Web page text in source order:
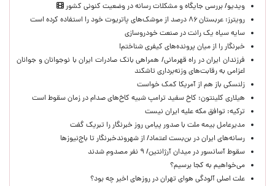
ویدیو/ بررسی جایگاه و مشکلات رسانه در وضعیت کنونی کشور
رویترز: عربستان ۸۶ درصد از موشک‌های پاتریوت خود را استفاده کرده است
سایه سیاه یک رانت در صنعت خودروسازی
خبرنگار را از میان پرونده‌های کیفری شناختم!
​فرزندان ایران در راه قهرمانی/ همراهی بانک صادرات ایران با نوجوانان و جوانان
اعزامی به رقابت‌های وزنه‌برداری تاشکند
زلنسکی باز هم از آمریکا کمک خواست
هیلاری کلینتون: کاخ سفید ترامپ شبیه کاخ‌های صدام در زمان سقوط است
ترکیه: توافق مکه علیه ایران نیست
مدیرعامل بیمه ملت با صدور پیامی روز خبرنگار را تبریک گفت
رسانه‌های ایران در بن‌بست اعتماد/ از شهروندخبرنگار تا باج‌نیوزها
سقوط آسانسور در میدان آرژانتین/ ۹ نفر مصدوم شدند
می‌خواهیم به کجا برسیم؟
علت اصلی آلودگی هوای تهران در روزهای اخیر چه بود؟